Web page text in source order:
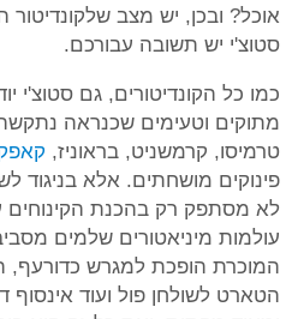
אוכל? ובכן, יש מצב
סטוצ'י יש תשובה עבורכם.
כמו כל הקונדיטורים, גם סטוצ'י
מתוקים וטעימים שכנראה
טרמיסו, קרמשניט, בראוניז,
פינוקים מושחתים. אלא בניגוד
לא מסתפק רק בהכנת
עולמות מיניאטורים שלמים
המוכרת הופכת למגרש כדורעף,
הטארט לשולחן פול ועוד אינסוף